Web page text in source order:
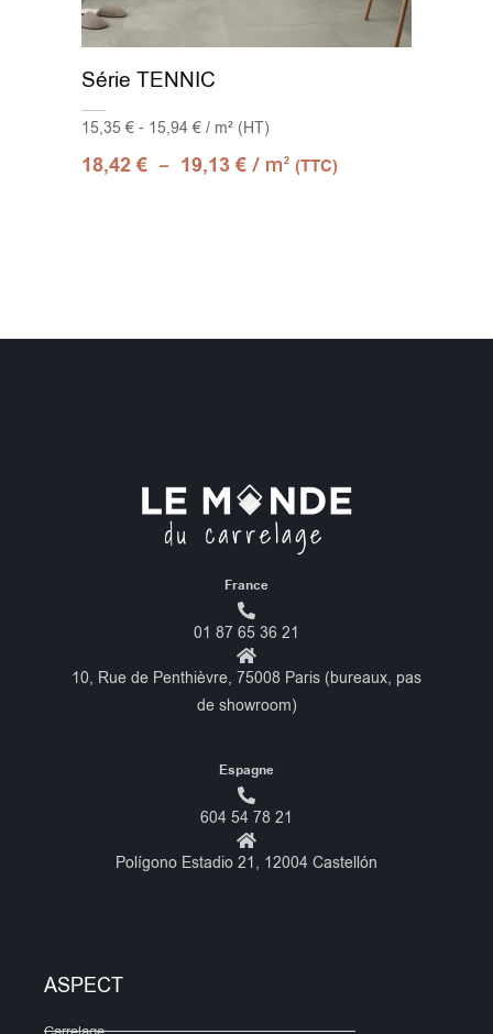
Série TENNIC
15,35 € - 15,94 € / m² (HT)
18,42€ – 19,13€ / m2 (TTC)
France
01 87 65 36 21
10, Rue de Penthièvre, 75008 Paris (bureaux, pas
de showroom)
Espagne
604 54 78 21
Polígono Estadio 21, 12004 Castellón
ASPECT